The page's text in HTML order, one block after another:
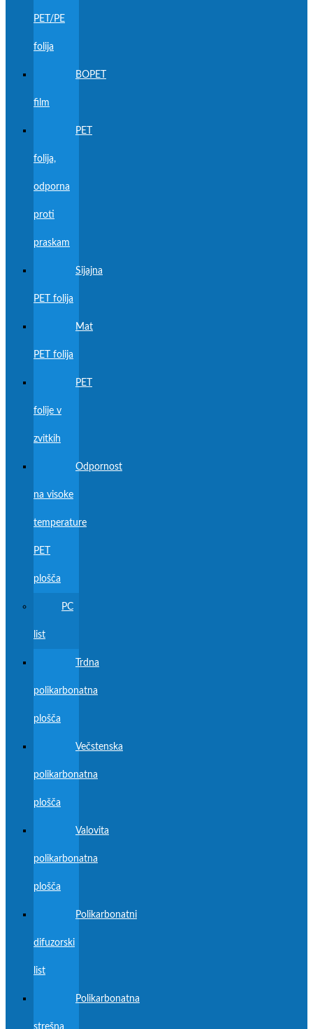
PET/PE
folija
BOPET
film
PET
folija,
odporna
proti
praskam
Sijajna
PET folija
Mat
PET folija
PET
folije v
zvitkih
Odpornost
na visoke
temperature
PET
plošča
PC
list
Trdna
polikarbonatna
plošča
Večstenska
polikarbonatna
plošča
Valovita
polikarbonatna
plošča
Polikarbonatni
difuzorski
list
Polikarbonatna
strešna